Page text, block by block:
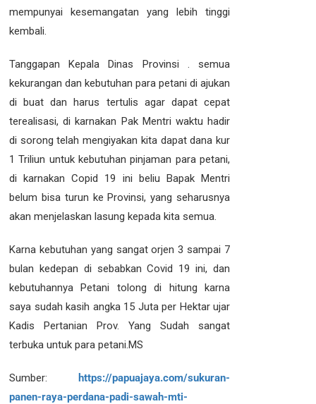
mempunyai kesemangatan yang lebih tinggi
kembali.
Tanggapan Kepala Dinas Provinsi . semua
kekurangan dan kebutuhan para petani di ajukan
di buat dan harus tertulis agar dapat cepat
terealisasi, di karnakan Pak Mentri waktu hadir
di sorong telah mengiyakan kita dapat dana kur
1 Triliun untuk kebutuhan pinjaman para petani,
di karnakan Copid 19 ini beliu Bapak Mentri
belum bisa turun ke Provinsi, yang seharusnya
akan menjelaskan lasung kepada kita semua.
Karna kebutuhan yang sangat orjen 3 sampai 7
bulan kedepan di sebabkan Covid 19 ini, dan
kebutuhannya Petani tolong di hitung karna
saya sudah kasih angka 15 Juta per Hektar ujar
Kadis Pertanian Prov. Yang Sudah sangat
terbuka untuk para petani.MS
Sumber:
https://papuajaya.com/sukuran-
panen-raya-perdana-padi-sawah-mti-